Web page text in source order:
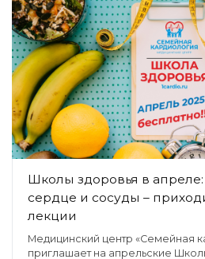
Школы здоровья в апреле:
сердце и сосуды –
лекции
Медицинский центр «Семейная
приглашает на апрельские